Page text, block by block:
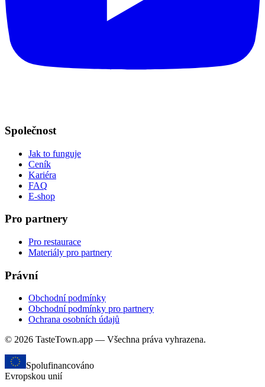
Společnost
Jak to funguje
Ceník
Kariéra
FAQ
E-shop
Pro partnery
Pro restaurace
Materiály pro partnery
Právní
Obchodní podmínky
Obchodní podmínky pro partnery
Ochrana osobních údajů
© 2026 TasteTown.app — Všechna práva vyhrazena.
Spolufinancováno
Evropskou unií